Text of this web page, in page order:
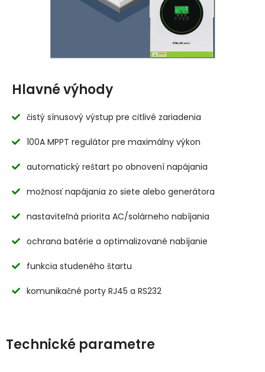
Hlavné výhody
čistý sínusový výstup pre citlivé zariadenia
100A MPPT regulátor pre maximálny výkon
automatický reštart po obnovení napájania
možnosť napájania zo siete alebo generátora
nastaviteľná priorita AC/solárneho nabíjania
ochrana batérie a optimalizované nabíjanie
funkcia studeného štartu
komunikačné porty RJ45 a RS232
Technické parametre